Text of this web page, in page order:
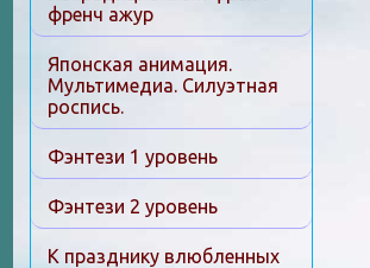
френч ажур
Японская анимация.
Мультимедиа. Силуэтная
роспись.
Фэнтези 1 уровень
Фэнтези 2 уровень
К празднику влюбленных